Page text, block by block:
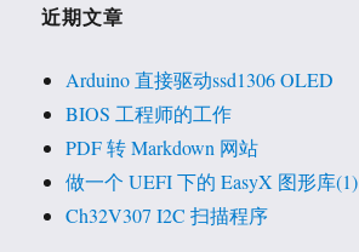
近期文章
Arduino 直接驱动ssd1306 OLED
BIOS 工程师的工作
PDF 转 Markdown 网站
做一个 UEFI 下的 EasyX 图形库(1)
Ch32V307 I2C 扫描程序